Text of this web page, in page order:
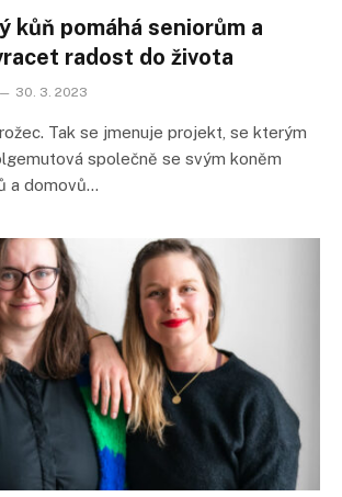
kůň pomáhá seniorům a
radost do života
30. 3. 2023
Tak se jmenuje projekt, se kterým
společně se svým koněm
a domovů…